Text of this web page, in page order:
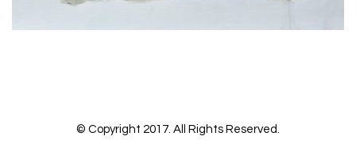
© Copyright 2017. All Rights Reserved.